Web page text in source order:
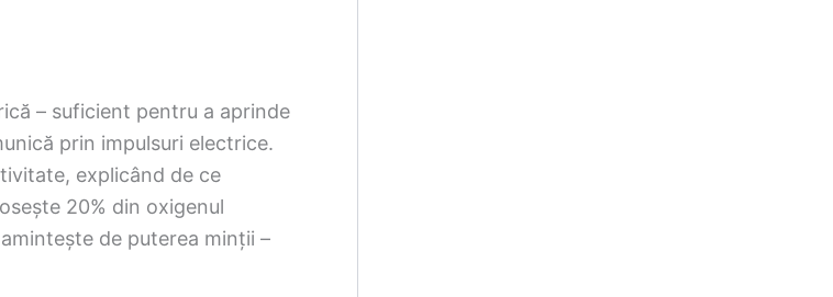
– suficient pentru a aprinde
prin impulsuri electrice.
explicând de ce
20% din oxigenul
de puterea minții –